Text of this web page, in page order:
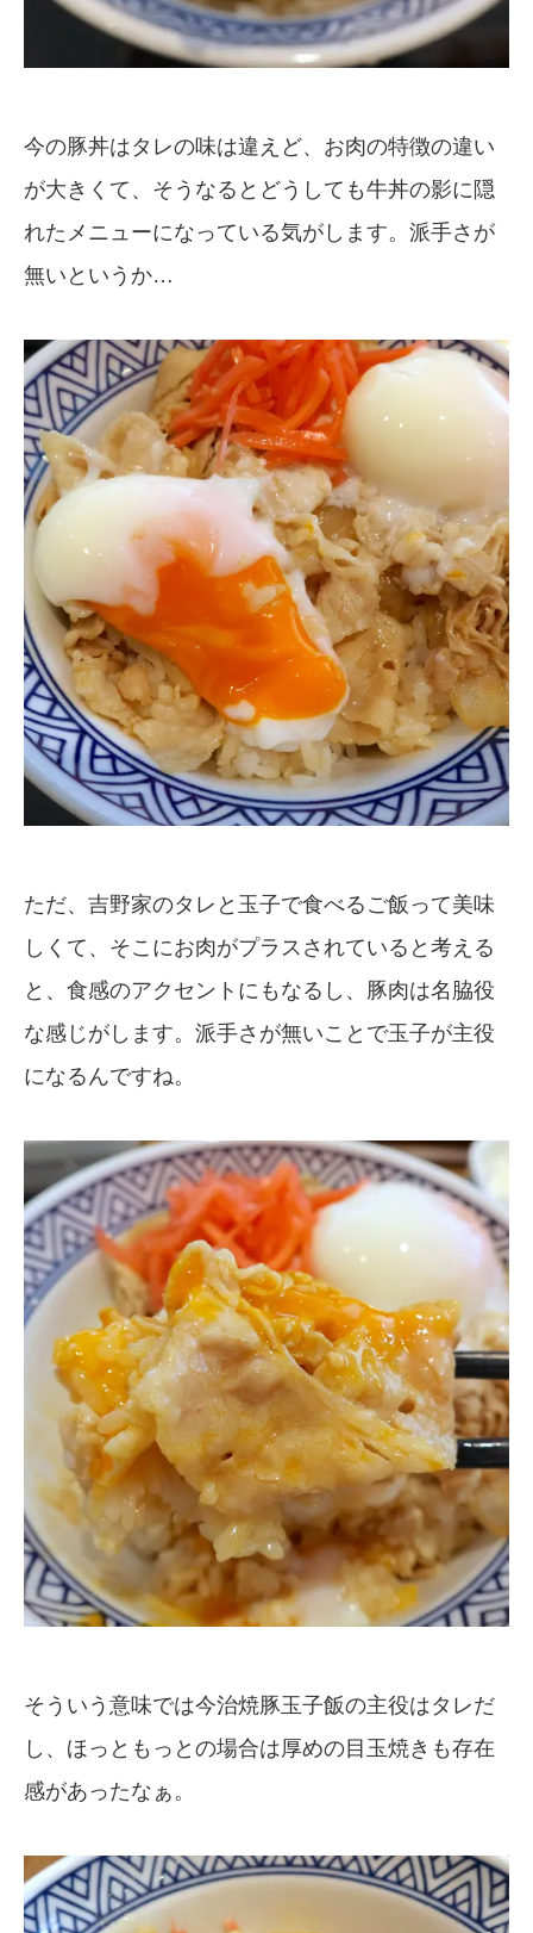
今の豚丼はタレの味は違えど、お肉の特徴の違い
が大きくて、そうなるとどうしても牛丼の影に隠
れたメニューになっている気がします。派手さが
無いというか…
ただ、吉野家のタレと玉子で食べるご飯って美味
しくて、そこにお肉がプラスされていると考える
と、食感のアクセントにもなるし、豚肉は名脇役
な感じがします。派手さが無いことで玉子が主役
になるんですね。
そういう意味では今治焼豚玉子飯の主役はタレだ
し、ほっともっとの場合は厚めの目玉焼きも存在
感があったなぁ。